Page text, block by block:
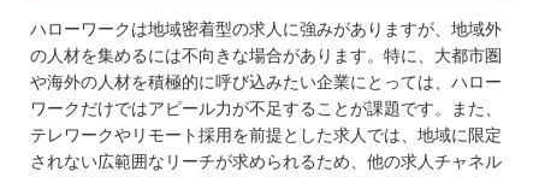
ハローワークは地域密着型の求人に強みがありますが、地域外
の人材を集めるには不向きな場合があります。特に、大都市圏
や海外の人材を積極的に呼び込みたい企業にとっては、ハロー
ワークだけではアピール力が不足することが課題です。また、
テレワークやリモート採用を前提とした求人では、地域に限定
されない広範囲なリーチが求められるため、他の求人チャネル